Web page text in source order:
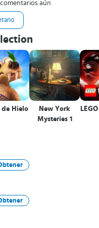
aún
de Hielo
New York
Mysteries 1